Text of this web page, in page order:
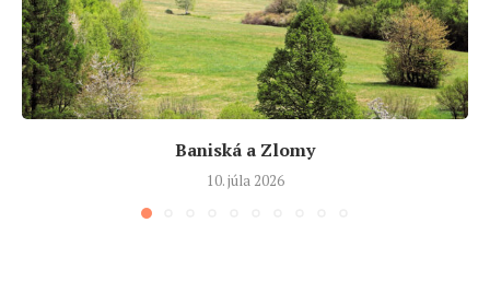
Baniská a Zlomy
10. júla 2026